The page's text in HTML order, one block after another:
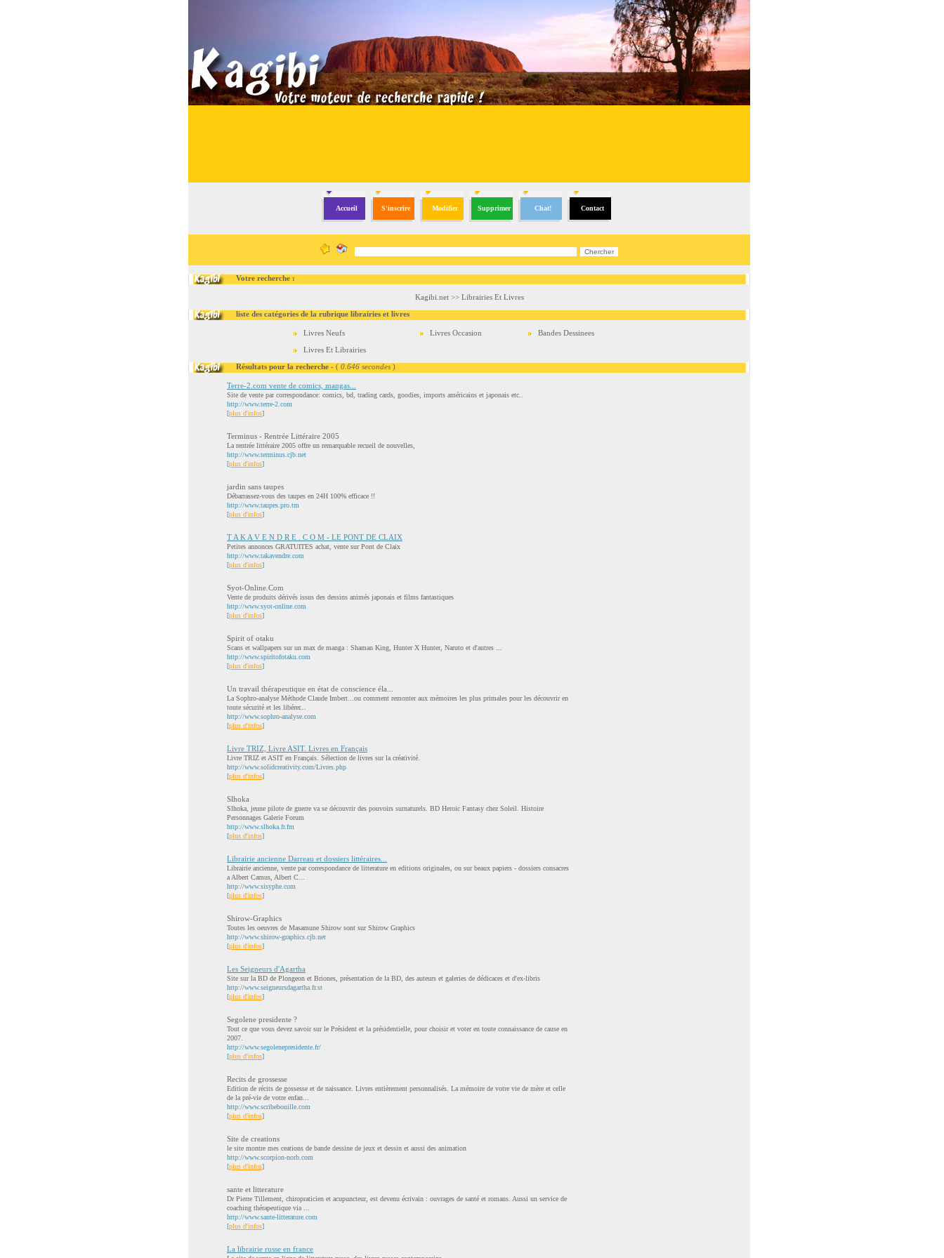
Accueil S'inscrire Modifier Supprimer Chat! Contact
Votre recherche :
Kagibi.net>> Librairies Et Livres
liste des catégories de la rubrique librairies et livres
Livres Neufs Livres Occasion
Bandes Dessinees
Livres Et Librairies
Résultats pour la recherche - ( 0.646 secondes )
Terre-2.com vente de comics, mangas...
Site de vente par correspondance: comics, bd, trading cards, goodies, imports américains et japonais etc..
http://www.terre-2.com
[plus d'infos]
Terminus - Rentrée Littéraire 2005
La rentrée littéraire 2005 offre un remarquable recueil de nouvelles,
http://www.terminus.cjb.net
[plus d'infos]
jardin sans taupes
Débarrassez-vous des taupes en 24H 100% efficace !!
http://www.taupes.pro.tm
[plus d'infos]
T A K A V E N D R E . C O M - LE PONT DE CLAIX
Petites annonces GRATUITES achat, vente sur Pont de Claix
http://www.takavendre.com
[plus d'infos]
Syot-Online.Com
Vente de produits dérivés issus des dessins animés japonais et films fantastiques
http://www.syot-online.com
[plus d'infos]
Spirit of otaku
Scans et wallpapers sur un max de manga : Shaman King, Hunter X Hunter, Naruto et d'autres ...
http://www.spiritofotaku.com
[plus d'infos]
Un travail thérapeutique en état de conscience éla...
La Sophro-analyse Méthode Claude Imbert...ou comment remonter aux mémoires les plus primales pour les découvrir en
toute sécurité et les libérer...
http://www.sophro-analyse.com
[plus d'infos]
Livre TRIZ, Livre ASIT. Livres en Français
Livre TRIZ et ASIT en Français. Sélection de livres sur la créativité.
http://www.solidcreativity.com/Livres.php
[plus d'infos]
Slhoka
Slhoka, jeune pilote de guerre va se découvrir des pouvoirs surnaturels. BD Heroic Fantasy chez Soleil. Histoire
Personnages Galerie Forum
http://www.slhoka.fr.fm
[plus d'infos]
Librairie ancienne Darreau et dossiers littéraires...
Librairie ancienne, vente par correspondance de litterature en editions originales, ou sur beaux papiers - dossiers consacres
a Albert Camus, Albert C...
http://www.sisyphe.com
[plus d'infos]
Shirow-Graphics
Toutes les oeuvres de Masamune Shirow sont sur Shirow Graphics
http://www.shirow-graphics.cjb.net
[plus d'infos]
Les Seigneurs d'Agartha
Site sur la BD de Plongeon et Briones, présentation de la BD, des auteurs et galeries de dédicaces et d'ex-libris
http://www.seigneursdagartha.fr.st
[plus d'infos]
Segolene presidente ?
Tout ce que vous devez savoir sur le Président et la présidentielle, pour choisir et voter en toute connaissance de cause en
2007.
http://www.segolenepresidente.fr/
[plus d'infos]
Recits de grossesse
Edition de récits de gossesse et de naissance. Livres entièrement personnalisés. La mémoire de votre vie de mère et celle
de la pré-vie de votre enfan...
http://www.scribebouille.com
[plus d'infos]
Site de creations
le site montre mes ceations de bande dessine de jeux et dessin et aussi des animation
http://www.scorpion-norb.com
[plus d'infos]
sante et litterature
Dr Pierre Tillement, chiropraticien et acupuncteur, est devenu écrivain : ouvrages de santé et romans. Aussi un service de
coaching thérapeutique via ...
http://www.sante-litterature.com
[plus d'infos]
La librairie russe en france